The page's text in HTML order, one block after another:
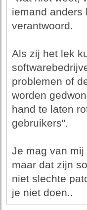
iemand anders
verantwoord.
Als zij het lek
problemen of
worden
hand te laten
gebruikers".
Je mag van
maar dat zijn
niet slechte
je niet doen..